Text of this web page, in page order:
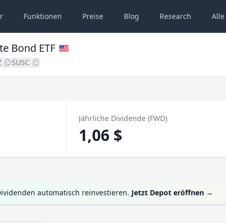
Funktionen Preise Blog Research Alle
Bond ETF
SUSC
Jährliche Dividende (FWD)
1,06 $
automatisch reinvestieren. Jetzt Depot eröffnen →